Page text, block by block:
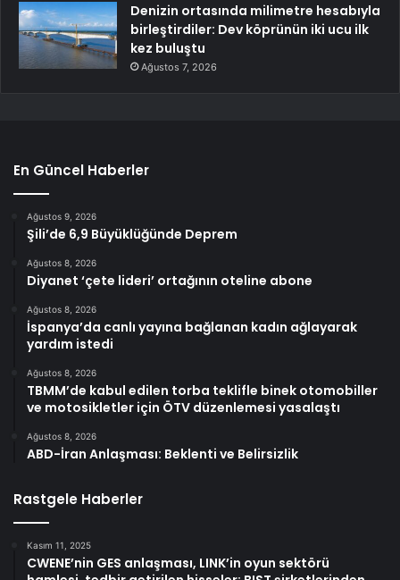
Denizin ortasında milimetre hesabıyla
birleştirdiler: Dev köprünün iki ucu ilk
kez buluştu
Ağustos 7, 2026
En Güncel Haberler
Ağustos 9, 2026
Şili’de 6,9 Büyüklüğünde Deprem
Ağustos 8, 2026
Diyanet ‘çete lideri’ ortağının oteline abone
Ağustos 8, 2026
İspanya’da canlı yayına bağlanan kadın ağlayarak
yardım istedi
Ağustos 8, 2026
TBMM’de kabul edilen torba teklifle binek otomobiller
ve motosikletler için ÖTV düzenlemesi yasalaştı
Ağustos 8, 2026
ABD-İran Anlaşması: Beklenti ve Belirsizlik
Rastgele Haberler
Kasım 11, 2025
CWENE’nin GES anlaşması, LINK’in oyun sektörü